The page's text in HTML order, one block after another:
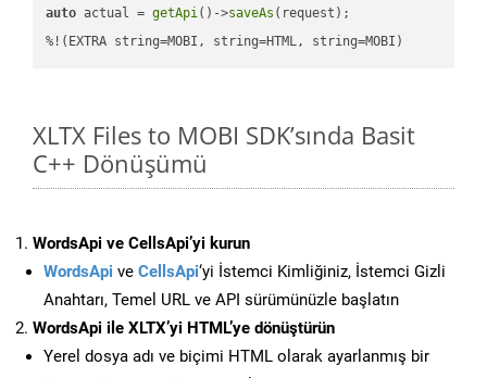
auto actual = getApi()->saveAs (request);
%!(EXTRA string=MOBI, string=HTML, string=MOBI)
XLTX Files to MOBI SDK’sında Basit
C++ Dönüşümü
WordsApi ve CellsApi’yi kurun
WordsApi ve CellsApi‘yi İstemci Kimliğiniz, İstemci Gizli
Anahtarı, Temel URL ve API sürümünüzle başlatın
WordsApi ile XLTX’yi HTML’ye dönüştürün
Yerel dosya adı ve biçimi HTML olarak ayarlanmış bir